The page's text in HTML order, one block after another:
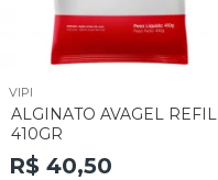
VIPI
ALGINATO AVAGEL REFIL
410GR
R$ 40,50